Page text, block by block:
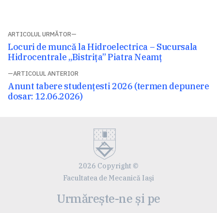
Navigare
în
articole
ARTICOLUL ANTERIOR
Articolul
anterior:
Anunt tabere studențesti 2026 (termen depunere
dosar: 12.06.2026)
ARTICOLUL URMĂTOR
Articolul
următor:
Locuri de muncă la Hidroelectrica – Sucursala
Hidrocentrale „Bistrița” Piatra Neamț
2026 Copyright ©
Facultatea de Mecanică Iaşi
Urmărește-ne și pe